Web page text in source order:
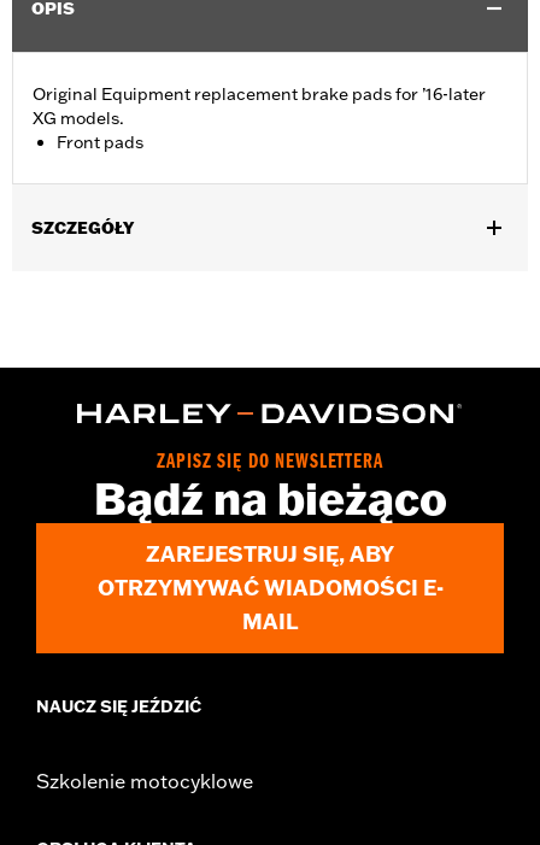
OPIS
Original Equipment replacement brake pads for ’16-later
XG models.
Front pads
SZCZEGÓŁY
In the Box:One set of brake pads
ZAPISZ SIĘ DO NEWSLETTERA
Bądź na bieżąco
ZAREJESTRUJ SIĘ, ABY
OTRZYMYWAĆ WIADOMOŚCI E-
MAIL
NAUCZ SIĘ JEŹDZIĆ
Szkolenie motocyklowe